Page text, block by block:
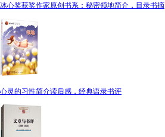
冰心奖获奖作家原创书系：秘密领地简介，目录书摘
心灵的习性简介读后感，经典语录书评